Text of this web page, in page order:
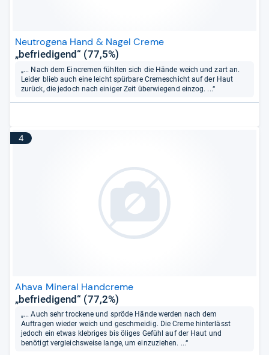
Neutrogena Hand & Nagel Creme
„befriedigend“ (77,5%)
„... Nach dem Eincremen fühlten sich die Hände weich und zart an.
Leider blieb auch eine leicht spürbare Cremeschicht auf der Haut
zurück, die jedoch nach einiger Zeit überwiegend einzog. ...“
4
Ahava Mineral Handcreme
„befriedigend“ (77,2%)
„... Auch sehr trockene und spröde Hände werden nach dem
Auftragen wieder weich und geschmeidig. Die Creme hinterlässt
jedoch ein etwas klebriges bis öliges Gefühl auf der Haut und
benötigt vergleichsweise lange, um einzuziehen. ...“